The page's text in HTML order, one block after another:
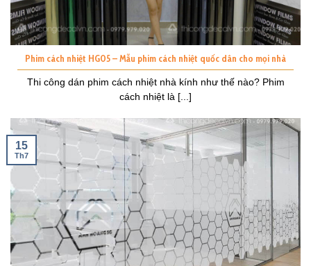
Phim cách nhiệt HG05 – Mẫu phim cách nhiệt quốc dân cho mọi nhà
Thi công dán phim cách nhiệt nhà kính như thế nào? Phim
cách nhiệt là [...]
15
Th7